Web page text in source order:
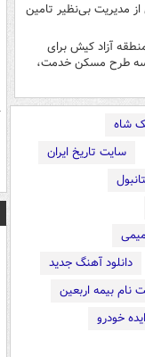
مدیریت بی‌نظیر تامین
آزاد کیش برای
طرح مسکن خدمت،
شاه
سایت تاریخ ایران
دانلود آهنگ جدید
نام بیمه اربعین
خودرو